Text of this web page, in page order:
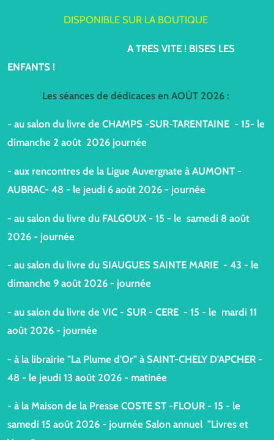
DISPONIBLE SUR LA BOUTIQUE
A TRES VITE ! BISES LES
ENFANTS !
Les séances de dédicaces en AOÛT 2026 :
- au salon du livre de CHAMPS -SUR-TARENTAINE - 15- le
dimanche 2 août 2026 journée
- aux rencontres de la Ligue Auvergnate à AUMONT -
AUBRAC- 48 - le jeudi 6 août 2026 - journée
- au salon du livre du FALGOUX - 15 - le samedi 8 août
2026 - journée
- au salon du livre du SIAUGUES SAINTE MARIE - 43 - le
dimanche 9 août 2026 - journée
- au salon du livre de VIC - SUR - CERE - 15 - le mardi 11
août 2026 - journée
- à la librairie "La Plume d'Or" à SAINT-CHELY D'APCHER -
48 - le jeudi 13 août 2026 - matinée
- à la Maison de la Presse COSTE ST -FLOUR - 15 - le
samedi 15 août 2026 - journée Salon annuel "Livres et